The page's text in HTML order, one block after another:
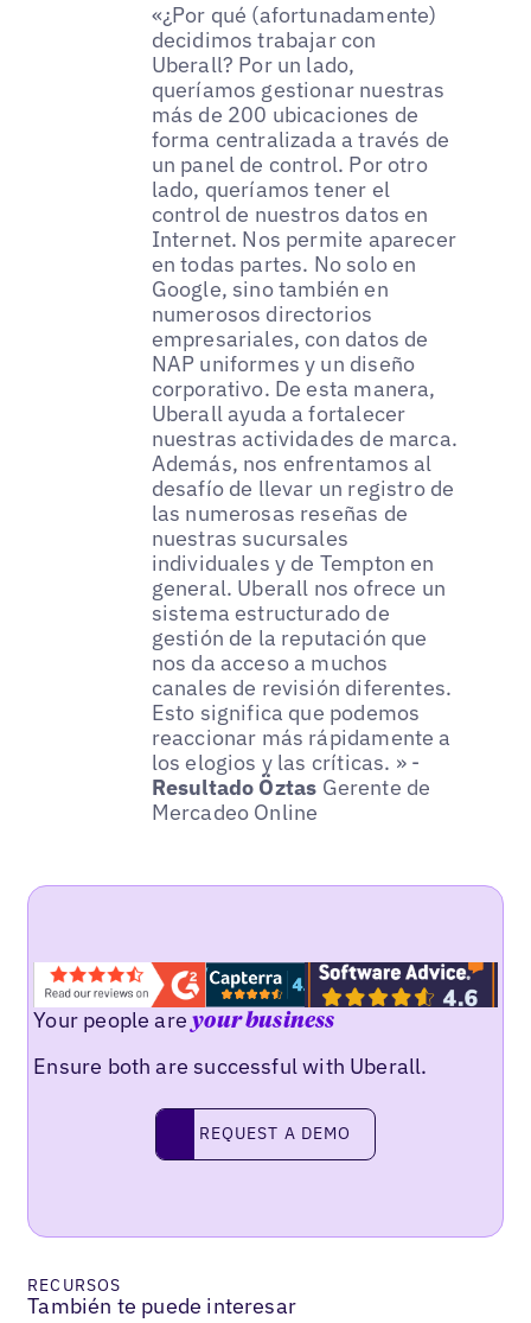
«¿Por qué (afortunadamente)
decidimos trabajar con
Uberall? Por un lado,
queríamos gestionar nuestras
más de 200 ubicaciones de
forma centralizada a través de
un panel de control. Por otro
lado, queríamos tener el
control de nuestros datos en
Internet. Nos permite aparecer
en todas partes. No solo en
Google, sino también en
numerosos directorios
empresariales, con datos de
NAP uniformes y un diseño
corporativo. De esta manera,
Uberall ayuda a fortalecer
nuestras actividades de marca.
Además, nos enfrentamos al
desafío de llevar un registro de
las numerosas reseñas de
nuestras sucursales
individuales y de Tempton en
general. Uberall nos ofrece un
sistema estructurado de
gestión de la reputación que
nos da acceso a muchos
canales de revisión diferentes.
Esto significa que podemos
reaccionar más rápidamente a
los elogios y las críticas. » -
Resultado Öztas Gerente de
Mercadeo Online
Your people areyour business
Ensure both are successful with Uberall.
request a demo
REQUEST A DEMO
RECURSOS
También te puede interesar